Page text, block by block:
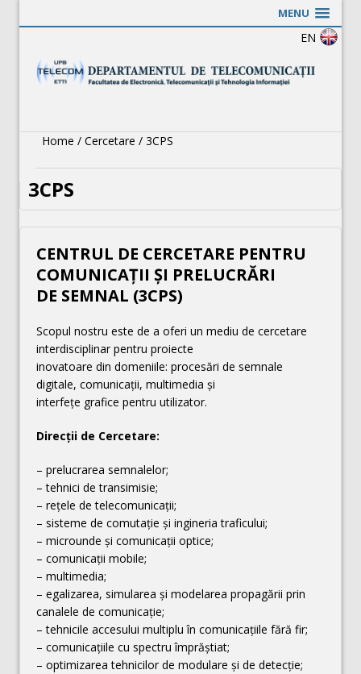
MENU
EN
Home / Cercetare / 3CPS
3CPS
CENTRUL DE CERCETARE PENTRU
COMUNICAȚII ȘI PRELUCRĂRI
DE SEMNAL (3CPS)
Scopul nostru este de a oferi un mediu de cercetare
interdisciplinar pentru proiecte
inovatoare din domeniile: procesări de semnale
digitale, comunicații, multimedia și
interfețe grafice pentru utilizator.
Direcții de Cercetare:
– prelucrarea semnalelor;
– tehnici de transimisie;
– rețele de telecomunicații;
– sisteme de comutație și ingineria traficului;
– microunde și comunicații optice;
– comunicații mobile;
– multimedia;
– egalizarea, simularea și modelarea propagării prin
canalele de comunicație;
– tehnicile accesului multiplu în comunicațiile fără fir;
– comunicațiile cu spectru împrăștiat;
– optimizarea tehnicilor de modulare și de detecție;